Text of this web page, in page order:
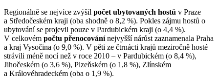
Regionálně se nejvíce zvýšil počet ubytovaných hostů v Praze
a Středočeském kraji (oba shodně o 8,2 %). Pokles zájmu hostů o
ubytování se projevil pouze v Pardubickém kraji (o 4,4 %).
V celkovém počtu přenocovánínejvyšší nárůst zaznamenala Praha
a kraj Vysočina (o 9,0 %). V pěti ze čtrnácti krajů meziročně hosté
strávili méně nocí než v roce 2010 – v Pardubickém (o 8,4 %),
Jihočeském (o 3,6 %), Plzeňském (o 1,8 %), Zlínském
a Královéhradeckém (oba o 1,9 %).